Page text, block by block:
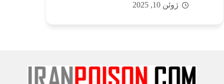
ژوئن 10, 2025